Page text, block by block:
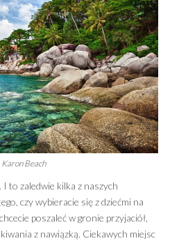
Karon Beach
I to zaledwie kilka z naszych
czy wybieracie się z dziećmi na
poszaleć w gronie przyjaciół,
z nawiązką. Ciekawych miejsc